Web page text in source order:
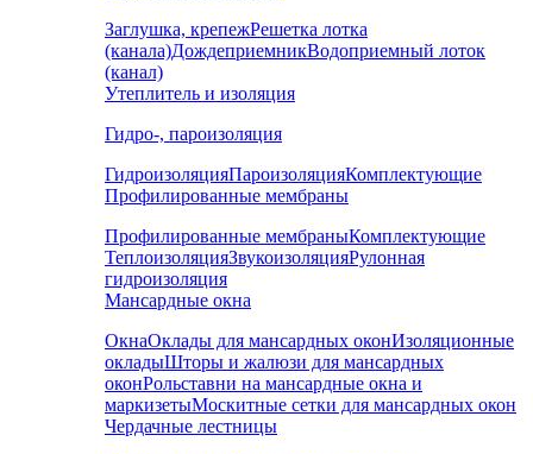
Заглушка, крепежРешетка лотка
(канала)ДождеприемникВодоприемный лоток
(канал)
Утеплитель и изоляция
Гидро-, пароизоляция
ГидроизоляцияПароизоляцияКомплектующие
Профилированные мембраны
Профилированные мембраныКомплектующие
ТеплоизоляцияЗвукоизоляцияРулонная
гидроизоляция
Мансардные окна
ОкнаОклады для мансардных оконИзоляционные
окладыШторы и жалюзи для мансардных
оконРольставни на мансардные окна и
маркизетыМоскитные сетки для мансардных окон
Чердачные лестницы